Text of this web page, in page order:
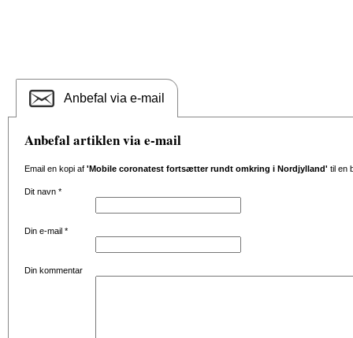
Anbefal via e-mail
Anbefal artiklen via e-mail
Email en kopi af 'Mobile coronatest fortsætter rundt omkring i Nordjylland' til en
Dit navn *
Din e-mail *
Din kommentar